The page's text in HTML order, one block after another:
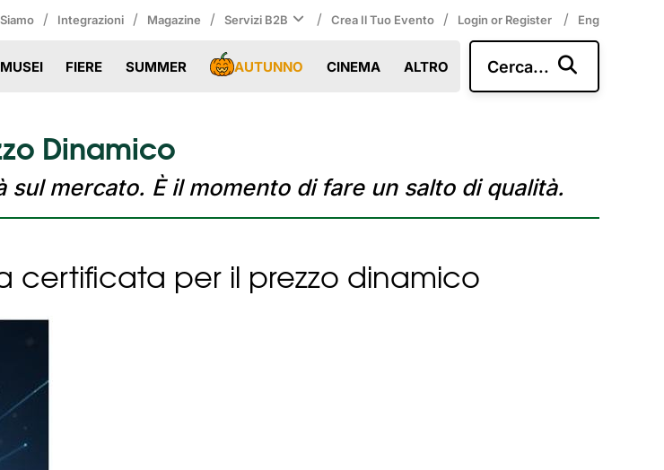
/ Integrazioni / Magazine / Servizi B2B / Crea Il Tuo Evento / Login or Register / Eng
FIERE SUMMER AUTUNNO CINEMA ALTRO Cerca...
Dinamico
mercato. È il momento di fare un salto di qualità.
certificata per il prezzo dinamico